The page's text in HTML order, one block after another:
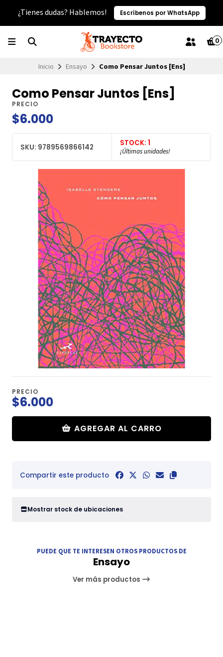
¿Tienes dudas? Hablemos! Escríbenos por WhatsApp
0
Inicio Ensayo Como Pensar Juntos [Ens]
Como Pensar Juntos [Ens]
PRECIO
$6.000
SKU: 9789569866142 STOCK: 1
¡Últimas unidades!
PRECIO
$6.000
AGREGAR AL CARRO
Compartir este producto
Mostrar stock de ubicaciones
PUEDE QUE TE INTERESEN OTROS PRODUCTOS DE
Ensayo
Ver más productos